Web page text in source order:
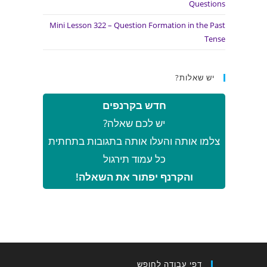
Questions
Mini Lesson 322 – Question Formation in the Past
Tense
יש שאלות?
חדש בקרנפים
יש לכם שאלה?
צלמו אותה והעלו אותה בתגובות בתחתית
כל עמוד תירגול
והקרנף יפתור את השאלה!
דפי עבודה לחופש